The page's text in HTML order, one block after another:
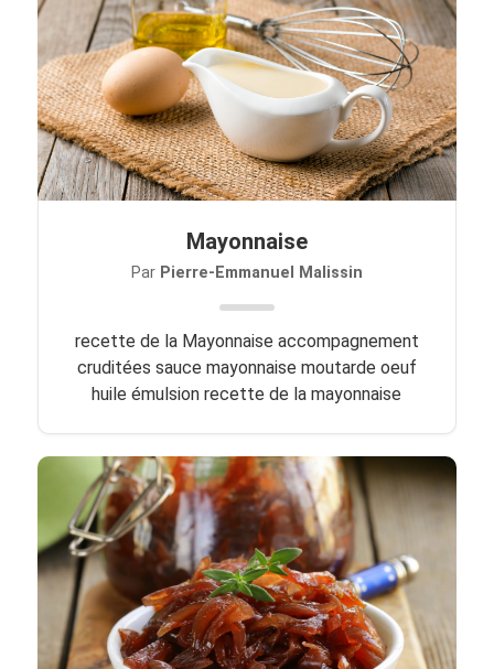
Mayonnaise
Par Pierre-Emmanuel Malissin
recette de la Mayonnaise accompagnement
cruditées sauce mayonnaise moutarde oeuf
huile émulsion recette de la mayonnaise